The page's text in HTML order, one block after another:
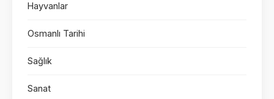
Hayvanlar
Osmanlı Tarihi
Sağlık
Sanat